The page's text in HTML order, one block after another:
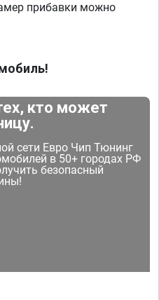
прибавки можно
кто может
сети Евро Чип Тюнинг
в 50+ городах РФ
безопасный